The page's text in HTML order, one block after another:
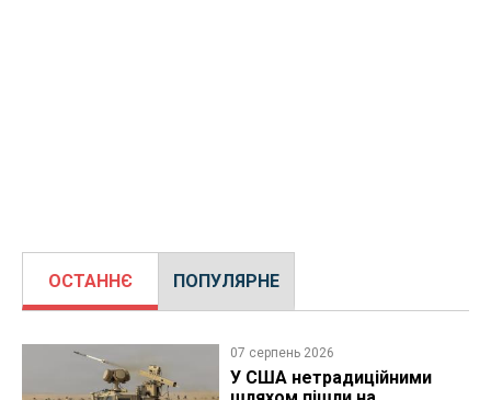
ОСТАННЄ ПОПУЛЯРНЕ
07 серпень 2026
У США нетрадиційними